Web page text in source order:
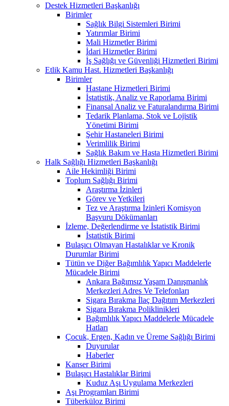
Destek Hizmetleri Başkanlığı
Birimler
Sağlık Bilgi Sistemleri Birimi
Yatırımlar Birimi
Mali Hizmetler Birimi
İdari Hizmetler Birimi
İş Sağlığı ve Güvenliği Hizmetleri Birimi
Etlik Kamu Hast. Hizmetleri Başkanlığı
Birimler
Hastane Hizmetleri Birimi
İstatistik, Analiz ve Raporlama Birimi
Finansal Analiz ve Faturalandırma Birimi
Tedarik Planlama, Stok ve Lojistik
Yönetimi Birimi
Şehir Hastaneleri Birimi
Verimlilik Birimi
Sağlık Bakım ve Hasta Hizmetleri Birimi
Halk Sağlığı Hizmetleri Başkanlığı
Aile Hekimliği Birimi
Toplum Sağlığı Birimi
Araştırma İzinleri
Görev ve Yetkileri
Tez ve Araştırma İzinleri Komisyon
Başvuru Dökümanları
İzleme, Değerlendirme ve İstatistik Birimi
İstatistik Birimi
Bulaşıcı Olmayan Hastalıklar ve Kronik
Durumlar Birimi
Tütün ve Diğer Bağımlılık Yapıcı Maddelerle
Mücadele Birimi
Ankara Bağımsız Yaşam Danışmanlık
Merkezleri Adres Ve Telefonları
Sigara Bırakma İlaç Dağıtım Merkezleri
Sigara Bırakma Poliklinikleri
Bağımlılık Yapıcı Maddelerle Mücadele
Hatları
Çocuk, Ergen, Kadın ve Üreme Sağlığı Birimi
Duyurular
Haberler
Kanser Birimi
Bulaşıcı Hastalıklar Birimi
Kuduz Aşı Uygulama Merkezleri
Aşı Programları Birimi
Tüberküloz Birimi